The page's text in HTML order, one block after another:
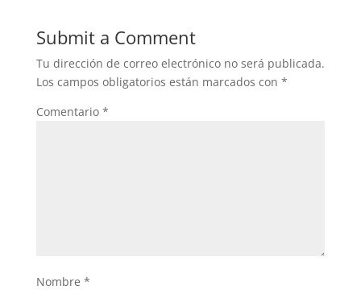
Submit a Comment
Tu dirección de correo electrónico no será publicada.
Los campos obligatorios están marcados con *
Comentario *
Nombre *